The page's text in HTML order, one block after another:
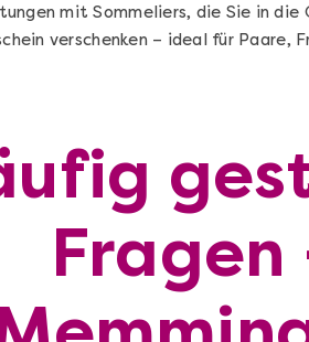
Die beste Pizza@Home
Vom richtigen Kneten und dem
Sugo: Pizza ideale im Online-
Ganz Deutschland und
mit Sommeliers, die Sie in die
verschenken – ideal für Paare,
Fragen